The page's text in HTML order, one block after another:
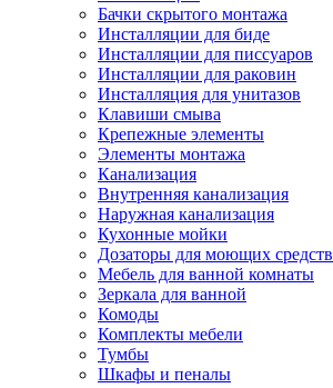
Бачки скрытого монтажа
Инсталляции для биде
Инсталляции для писсуаров
Инсталляции для раковин
Инсталляция для унитазов
Клавиши смыва
Крепежные элементы
Элементы монтажа
Канализация
Внутренняя канализация
Наружная канализация
Кухонные мойки
Дозаторы для моющих средств
Мебель для ванной комнаты
Зеркала для ванной
Комоды
Комплекты мебели
Тумбы
Шкафы и пеналы